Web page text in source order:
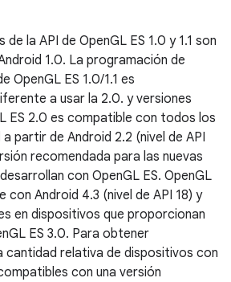
la API de OpenGL ES 1.0 y 1.1 son
1.0. La programación de
OpenGL ES 1.0/1.1 es
a usar la 2.0. y versiones
ES 2.0 es compatible con todos los
partir de Android 2.2 (nivel de API
recomendada para las nuevas
con OpenGL ES. OpenGL
con Android 4.3 (nivel de API 18) y
en dispositivos que proporcionan
ES 3.0. Para obtener
cantidad relativa de dispositivos con
con una versión